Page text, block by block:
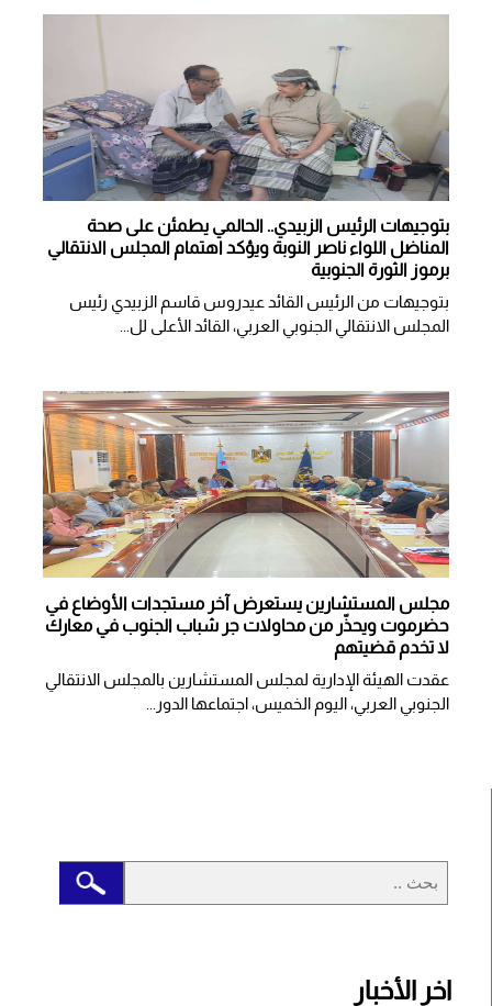
بتوجيهات الرئيس الزبيدي.. الحالمي يطمئن على صحة
المناضل اللواء ناصر النوبة ويؤكد اهتمام المجلس الانتقالي
برموز الثورة الجنوبية
بتوجيهات من الرئيس القائد عيدروس قاسم الزبيدي رئيس
المجلس الانتقالي الجنوبي العربي، القائد الأعلى لل...
مجلس المستشارين يستعرض آخر مستجدات الأوضاع في
حضرموت ويحذّر من محاولات جر شباب الجنوب في معارك
لا تخدم قضيتهم
عقدت الهيئة الإدارية لمجلس المستشارين بالمجلس الانتقالي
الجنوبي العربي، اليوم الخميس، اجتماعها الدور...
اخر الأخبار